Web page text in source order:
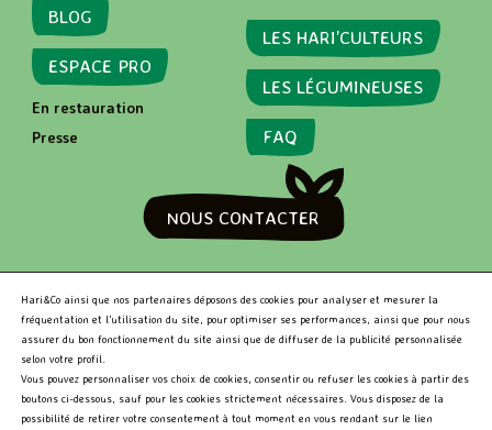
BLOG
ESPACE PRO
En restauration
Presse
LES HARI’CULTEURS
LES LÉGUMINEUSES
FAQ
NOUS CONTACTER
RECHERCHER
R
e
c
Hari&Co 2026 •Niveau d'accessibilité RGAA: Partiellement
Hari&Co ainsi que nos partenaires déposons des cookies pour analyser et mesurer la
fréquentation et l’utilisation du site, pour optimiser ses performances, ainsi que pour nous
assurer du bon fonctionnement du site ainsi que de diffuser de la publicité personnalisée
selon votre profil.
Vous pouvez personnaliser vos choix de cookies, consentir ou refuser les cookies à partir des
boutons ci-dessous, sauf pour les cookies strictement nécessaires. Vous disposez de la
possibilité de retirer votre consentement à tout moment en vous rendant sur le lien